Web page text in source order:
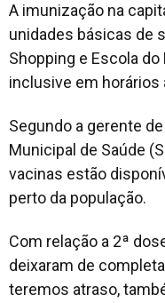
A imunização na
unidades básicas de
Shopping e Escola
inclusive em horários
Segundo a gerente
Municipal de Saúde
vacinas estão
perto da população.
Com relação a 2ª
deixaram de
teremos atraso,